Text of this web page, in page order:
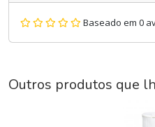
Baseado em 0
Outros produtos que